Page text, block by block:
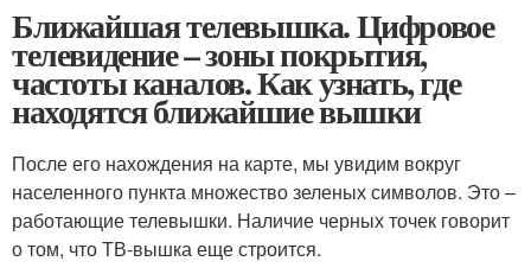
Ближайшая телевышка. Цифровое
телевидение – зоны покрытия,
частоты каналов. Как узнать, где
находятся ближайшие вышки
После его нахождения на карте, мы увидим вокруг
населенного пункта множество зеленых символов. Это –
работающие телевышки. Наличие черных точек говорит
о том, что ТВ-вышка еще строится.